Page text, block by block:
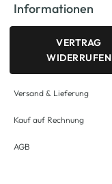
Informationen
VERTRAG
WIDERRUFEN
Versand & Lieferung
Kauf auf Rechnung
AGB